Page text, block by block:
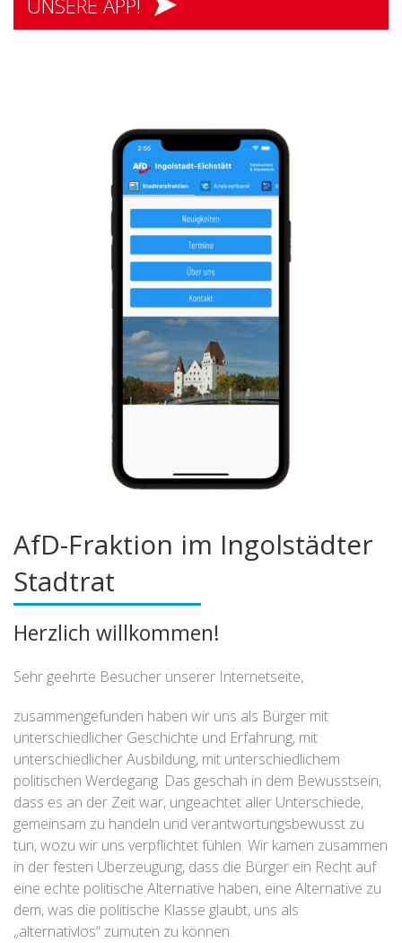
AfD-Fraktion im Ingolstädter
Stadtrat
Herzlich willkommen!
Sehr geehrte Besucher unserer Internetseite,
zusammengefunden haben wir uns als Bürger mit
unterschiedlicher Geschichte und Erfahrung, mit
unterschiedlicher Ausbildung, mit unterschiedlichem
politischen Werdegang. Das geschah in dem Bewusstsein,
dass es an der Zeit war, ungeachtet aller Unterschiede,
gemeinsam zu handeln und verantwortungsbewusst zu
tun, wozu wir uns verpflichtet fühlen. Wir kamen zusammen
in der festen Überzeugung, dass die Bürger ein Recht auf
eine echte politische Alternative haben, eine Alternative zu
dem, was die politische Klasse glaubt, uns als
„alternativlos“ zumuten zu können.